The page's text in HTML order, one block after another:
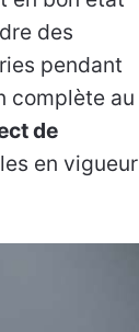
des
pendant
complète au
de
en vigueur